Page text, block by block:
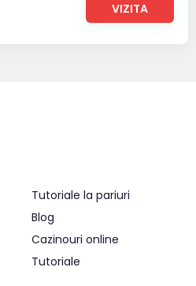
VIZITA
Tutoriale la pariuri
Blog
Cazinouri online
Tutoriale